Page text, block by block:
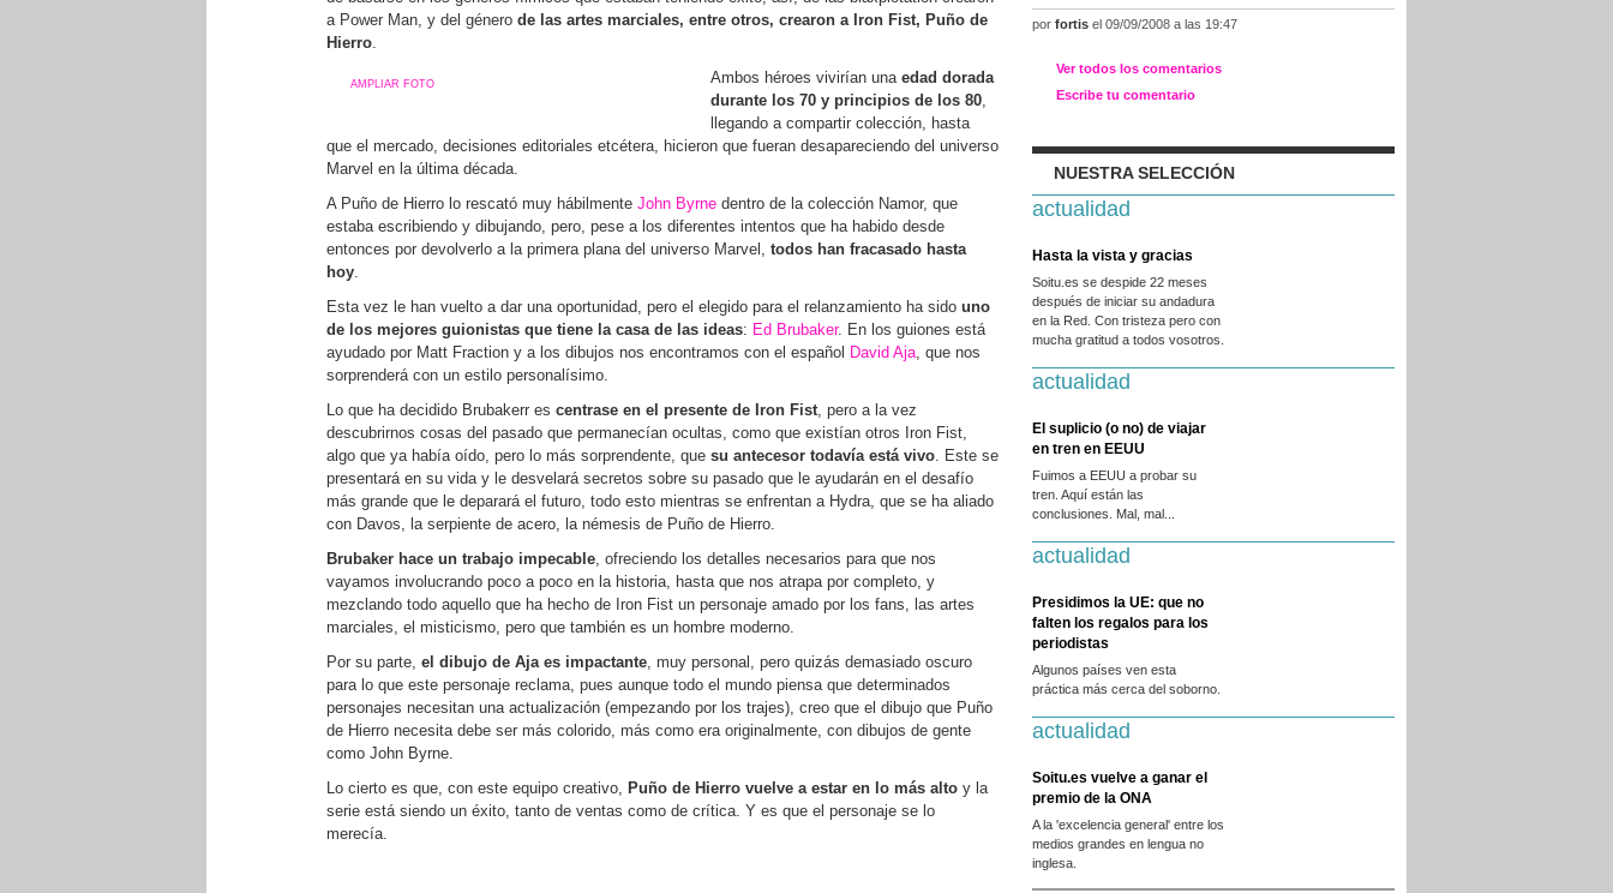
a Power Man, y del género de las artes marciales, entre otros, crearon a Iron Fist, Puño de
Hierro.
AMPLIAR FOTO Ambos héroes vivirían una edad dorada
durante los 70 y principios de los 80,
llegando a compartir colección, hasta
que el mercado, decisiones editoriales etcétera, hicieron que fueran desapareciendo del universo
Marvel en la última década.
A Puño de Hierro lo rescató muy hábilmente John Byrne dentro de la colección Namor, que
estaba escribiendo y dibujando, pero, pese a los diferentes intentos que ha habido desde
entonces por devolverlo a la primera plana del universo Marvel, todos han fracasado hasta
hoy.
Esta vez le han vuelto a dar una oportunidad, pero el elegido para el relanzamiento ha sido uno
de los mejores guionistas que tiene la casa de las ideas: Ed Brubaker. En los guiones está
ayudado por Matt Fraction y a los dibujos nos encontramos con el español David Aja, que nos
sorprenderá con un estilo personalísimo.
Lo que ha decidido Brubakerr es centrase en el presente de Iron Fist, pero a la vez
descubrirnos cosas del pasado que permanecían ocultas, como que existían otros Iron Fist,
algo que ya había oído, pero lo más sorprendente, que su antecesor todavía está vivo. Este se
presentará en su vida y le desvelará secretos sobre su pasado que le ayudarán en el desafío
más grande que le deparará el futuro, todo esto mientras se enfrentan a Hydra, que se ha aliado
con Davos, la serpiente de acero, la némesis de Puño de Hierro.
Brubaker hace un trabajo impecable, ofreciendo los detalles necesarios para que nos
vayamos involucrando poco a poco en la historia, hasta que nos atrapa por completo, y
mezclando todo aquello que ha hecho de Iron Fist un personaje amado por los fans, las artes
marciales, el misticismo, pero que también es un hombre moderno.
Por su parte, el dibujo de Aja es impactante, muy personal, pero quizás demasiado oscuro
para lo que este personaje reclama, pues aunque todo el mundo piensa que determinados
personajes necesitan una actualización (empezando por los trajes), creo que el dibujo que Puño
de Hierro necesita debe ser más colorido, más como era originalmente, con dibujos de gente
como John Byrne.
Lo cierto es que, con este equipo creativo, Puño de Hierro vuelve a estar en lo más alto y la
serie está siendo un éxito, tanto de ventas como de crítica. Y es que el personaje se lo
merecía.
por fortis el 09/09/2008 a las 19:47
Ver todos los comentarios
Escribe tu comentario
NUESTRA SELECCIÓN
actualidad
Hasta la vista y gracias
Soitu.es se despide 22 meses
después de iniciar su andadura
en la Red. Con tristeza pero con
mucha gratitud a todos vosotros.
actualidad
El suplicio (o no) de viajar
en tren en EEUU
Fuimos a EEUU a probar su
tren. Aquí están las
conclusiones. Mal, mal...
actualidad
Presidimos la UE: que no
falten los regalos para los
periodistas
Algunos países ven esta
práctica más cerca del soborno.
actualidad
Soitu.es vuelve a ganar el
premio de la ONA
A la 'excelencia general' entre los
medios grandes en lengua no
inglesa.